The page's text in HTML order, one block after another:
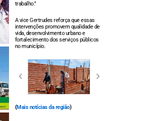
trabalho.”
A vice Gertrudes reforça que essas
intervenções promovem qualidade de
vida, desenvolvimento urbano e
fortalecimento dos serviços públicos
no município.
(Mais notícias da região)